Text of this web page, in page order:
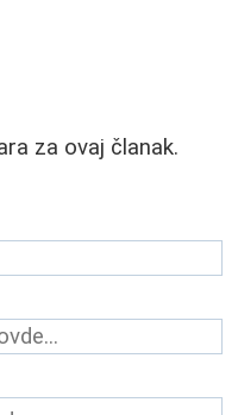
za ovaj članak.